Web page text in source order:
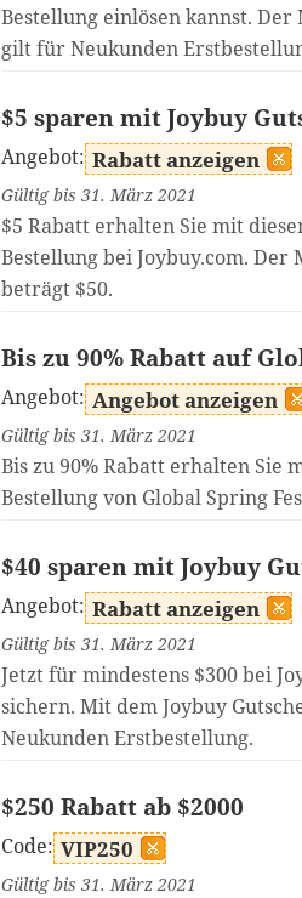
Bestellung einlösen kannst.
gilt für Neukunden
$5 sparen mit Joybuy
Angebot: Rabatt anzeigen
Gültig bis 31. März 2021
$5 Rabatt erhalten Sie mit
Bestellung bei Joybuy.com.
beträgt $50.
Bis zu 90% Rabatt auf
Angebot: Angebot anzeigen
Gültig bis 31. März 2021
Bis zu 90% Rabatt erhalten Sie
Bestellung von Global Spring
$40 sparen mit Joybuy
Angebot: Rabatt anzeigen
Gültig bis 31. März 2021
Jetzt für mindestens $300 bei
sichern. Mit dem Joybuy
Neukunden Erstbestellung.
$250 Rabatt ab $2000
Code: VIP250
Gültig bis 31. März 2021